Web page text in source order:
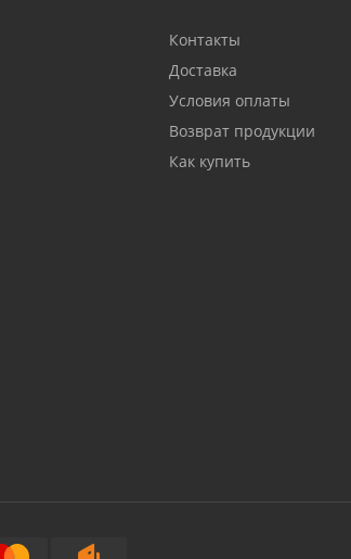
Контакты
Доставка
Условия оплаты
Возврат продукции
Как купить